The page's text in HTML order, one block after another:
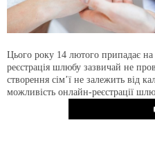
Цього року 14 лютого припадає
реєстрація шлюбу зазвичай не
створення сім’ї не залежить від
можливість онлайн-реєстрації